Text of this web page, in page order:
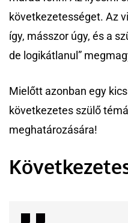
következetességet. Az
így, másszor úgy, és a
de logikátlanul”
Mielőtt azonban egy
következetes szülő
meghatározására!